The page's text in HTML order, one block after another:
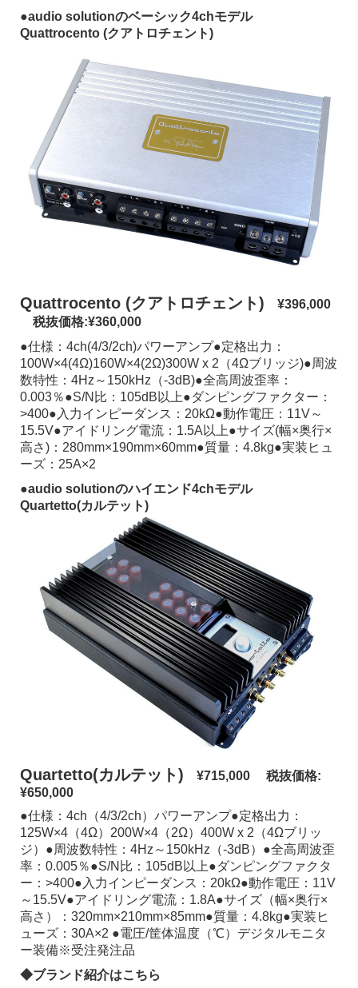
●audio solutionのベーシック4chモデル
Quattrocento (クアトロチェント)
Quattrocento (クアトロチェント) ¥396,000
税抜価格:¥360,000
●仕様：4ch(4/3/2ch)パワーアンプ●定格出力：
100W×4(4Ω)160W×4(2Ω)300W x 2（4Ωブリッジ)●周波
数特性：4Hz～150kHz（-3dB)●全高周波歪率：
0.003％●S/N比：105dB以上●ダンピングファクター：
>400●入力インピーダンス：20kΩ●動作電圧：11V～
15.5V●アイドリング電流：1.5A以上●サイズ(幅×奥行×
高さ)：280mm×190mm×60mm●質量：4.8kg●実装ヒュ
ーズ：25A×2
●audio solutionのハイエンド4chモデル
Quartetto(カルテット)
Quartetto(カルテット) ¥715,000 税抜価格:
¥650,000
●仕様：4ch（4/3/2ch）パワーアンプ●定格出力：
125W×4（4Ω）200W×4（2Ω）400W x 2（4Ωブリッ
ジ）●周波数特性：4Hz～150kHz（-3dB）●全高周波歪
率：0.005％●S/N比：105dB以上●ダンピングファクタ
ー：>400●入力インピーダンス：20kΩ●動作電圧：11V
～15.5V●アイドリング電流：1.8A●サイズ（幅×奥行×
高さ）：320mm×210mm×85mm●質量：4.8kg●実装ヒ
ューズ：30A×2 ●電圧/筐体温度（℃）デジタルモニタ
ー装備※受注発注品
◆ブランド紹介はこちら